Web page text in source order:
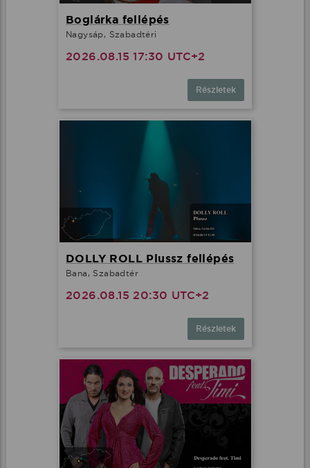
Boglárka fellépés
Nagysáp, Szabadtéri
2026.08.15 17:30 UTC+2
Részletek
DOLLY ROLL Plussz fellépés
Bana, Szabadtér
2026.08.15 20:30 UTC+2
Részletek